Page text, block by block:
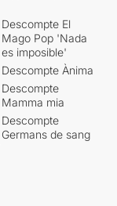
Descompte El
Mago Pop 'Nada
es imposible'
Descompte Ànima
Descompte
Mamma mia
Descompte
Germans de sang